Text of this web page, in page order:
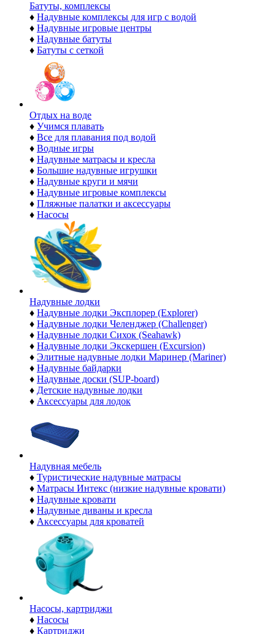
Батуты, комплексы
♦ Надувные комплексы для игр с водой
♦ Надувные игровые центры
♦ Надувные батуты
♦ Батуты с сеткой
Отдых на воде
♦ Учимся плавать
♦ Все для плавания под водой
♦ Водные игры
♦ Надувные матрасы и кресла
♦ Большие надувные игрушки
♦ Надувные круги и мячи
♦ Надувные игровые комплексы
♦ Пляжные палатки и аксессуары
♦ Насосы
Надувные лодки
♦ Надувные лодки Эксплорер (Explorer)
♦ Надувные лодки Челенджер (Challenger)
♦ Надувные лодки Сихок (Seahawk)
♦ Надувные лодки Экскершен (Excursion)
♦ Элитные надувные лодки Маринер (Mariner)
♦ Надувные байдарки
♦ Надувные доски (SUP-board)
♦ Детские надувные лодки
♦ Аксессуары для лодок
Надувная мебель
♦ Туристические надувные матрасы
♦ Матрасы Интекс (низкие надувные кровати)
♦ Надувные кровати
♦ Надувные диваны и кресла
♦ Аксессуары для кроватей
Насосы, картриджи
♦ Насосы
♦ Картриджи